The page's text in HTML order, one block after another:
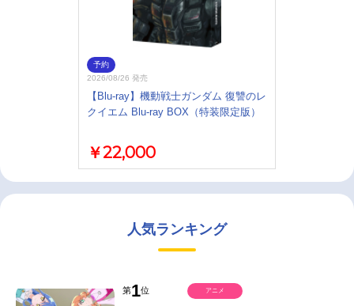
予約
2026/08/26 発売
【Blu-ray】機動戦士ガンダム 復讐のレ
クイエム Blu-ray BOX（特装限定版）
￥22,000
人気ランキング
第1位 アニメ